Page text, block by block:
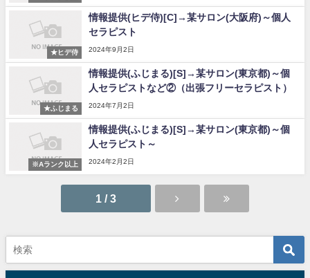
★ヒデ侍
情報提供(ヒデ侍)[C]→某サロン(大阪府)～個人
セラピスト
2024年9月2日
★ふじまる
情報提供(ふじまる)[S]→某サロン(東京都)～個
人セラピストなど②（出張フリーセラピスト）
2024年7月2日
※Aランク以上
情報提供(ふじまる)[S]→某サロン(東京都)～個
人セラピスト～
2024年2月2日
1 / 3